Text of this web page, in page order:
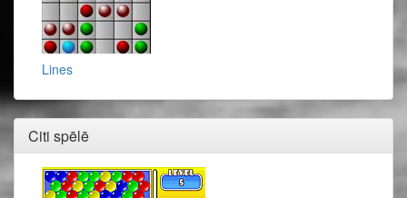
Lines
Citi spēlē